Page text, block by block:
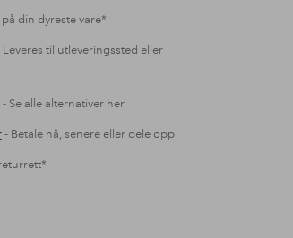
din dyreste vare*
til utleveringssted eller
- Se alle alternativer her
- Betale nå, senere eller dele opp